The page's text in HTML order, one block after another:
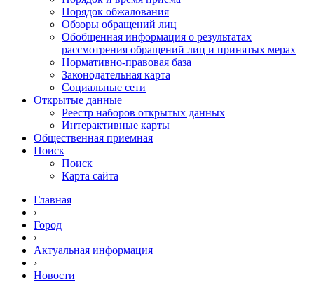
Порядок обжалования
Обзоры обращений лиц
Обобщенная информация о результатах
рассмотрения обращений лиц и принятых мерах
Нормативно-правовая база
Законодательная карта
Социальные сети
Открытые данные
Реестр наборов открытых данных
Интерактивные карты
Общественная приемная
Поиск
Поиск
Карта сайта
Главная
›
Город
›
Актуальная информация
›
Новости